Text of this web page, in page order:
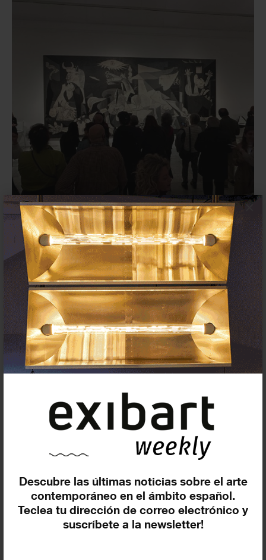
Descubre las últimas noticias sobre el arte
contemporáneo en el ámbito español.
Teclea tu dirección de correo electrónico y
suscríbete a la newsletter!
×
¿El ‘Guernica’ se va de viaje? El
difícil préstamo a Bilbao abre el
conflicto político
3 ABRIL 2026 ACTUALIDAD